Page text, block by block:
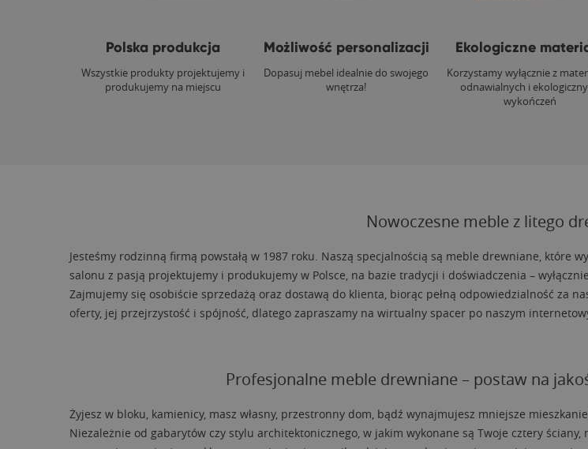
Polska produkcja
Wszystkie produkty projektujemy i
produkujemy na miejscu
Możliwość personalizacji
Dopasuj mebel idealnie do swojego
wnętrza!
Ekologiczne
Korzystamy wyłącznie z
odnawialnych i
wykończeń
Nowoczesne meble z litego
Jesteśmy rodzinną firmą powstałą w 1987 roku. Naszą specjalnością są meble drewniane, które
salonu z pasją projektujemy i produkujemy w Polsce, na bazie tradycji i doświadczenia –
Zajmujemy się osobiście sprzedażą oraz dostawą do klienta, biorąc pełną odpowiedzialność za
oferty, jej przejrzystość i spójność, dlatego zapraszamy na wirtualny spacer po naszym
Profesjonalne meble drewniane – postaw na
Żyjesz w bloku, kamienicy, masz własny, przestronny dom, bądź wynajmujesz mniejsze
Niezależnie od gabarytów czy stylu architektonicznego, w jakim wykonane są Twoje cztery